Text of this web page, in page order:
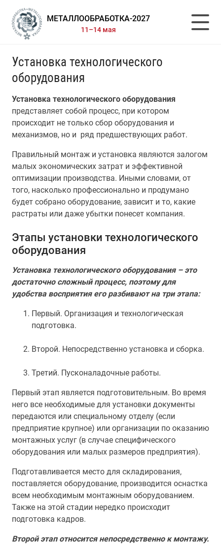
МЕТАЛЛООБРАБОТКА-2027
11–14 мая
Установка технологического
оборудования
Установка технологического оборудования
представляет собой процесс, при котором
происходит не только сбор оборудования и
механизмов, но и ряд предшествующих работ.
Правильный монтаж и установка являются залогом
малых экономических затрат и эффективной
оптимизации производства. Иными словами, от
того, насколько профессионально и продумано
будет собрано оборудование, зависит и то, какие
растраты или даже убытки понесет компания.
Этапы установки технологического
оборудования
Установка технологического оборудования – это
достаточно сложный процесс, поэтому для
удобства восприятия его разбивают на три этапа:
Первый. Организация и технологическая
подготовка.
Второй. Непосредственно установка и сборка.
Третий. Пусконаладочные работы.
Первый этап является подготовительным. Во время
него все необходимые для установки документы
передаются или специальному отделу (если
предприятие крупное) или организации по оказанию
монтажных услуг (в случае специфического
оборудования или малых размеров предприятия).
Подготавливается место для складирования,
поставляется оборудование, производится оснастка
всем необходимым монтажным оборудованием.
Также на этой стадии нередко происходит
подготовка кадров.
Второй этап относится непосредственно к монтажу.